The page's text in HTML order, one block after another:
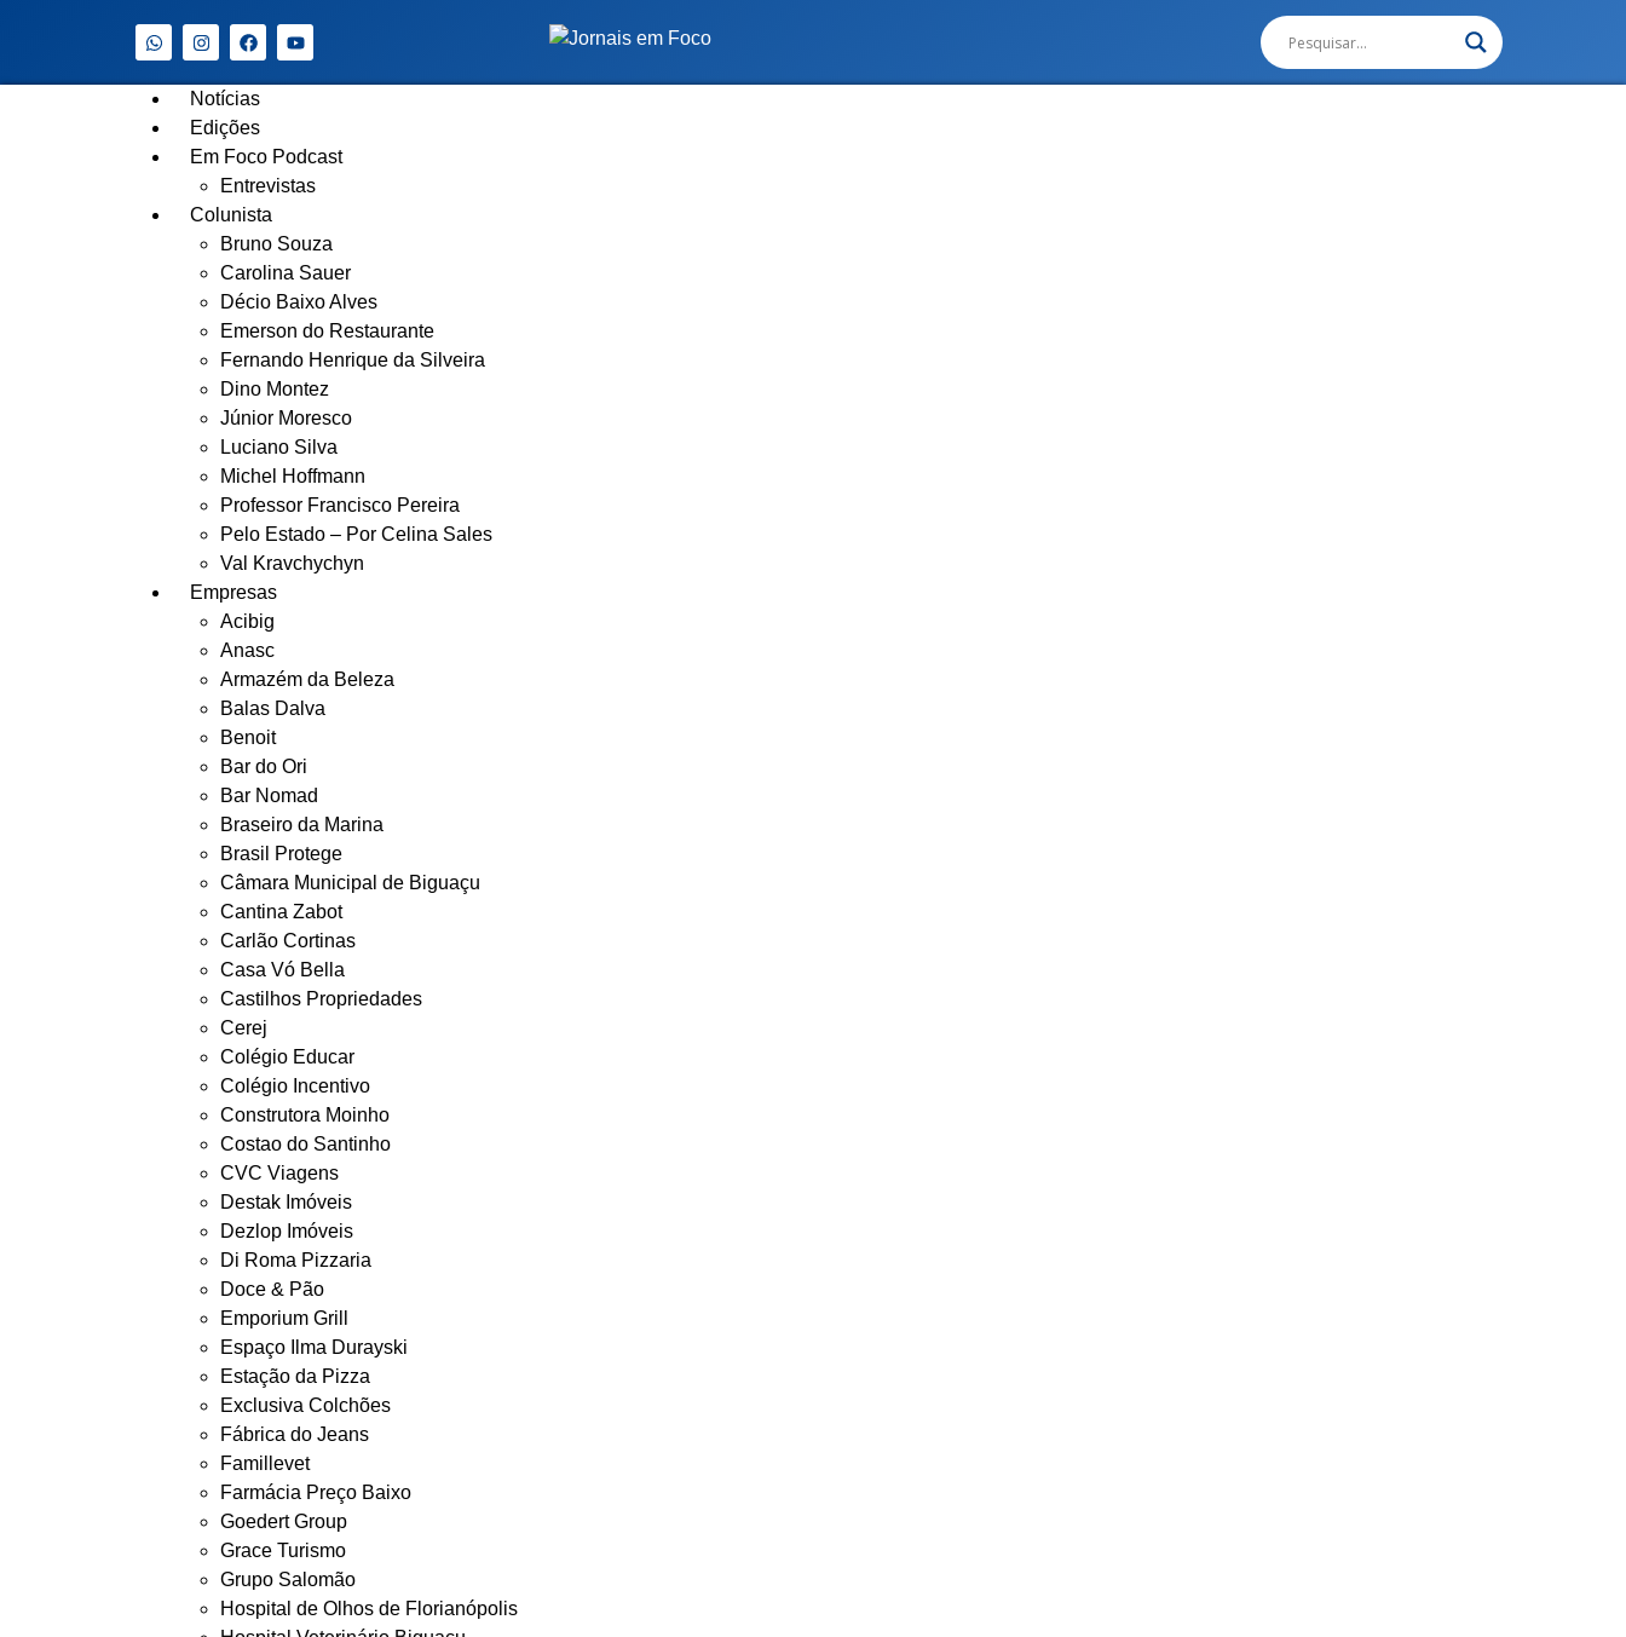
Notícias
Edições
Em Foco Podcast
Entrevistas
Colunista
Bruno Souza
Carolina Sauer
Décio Baixo Alves
Emerson do Restaurante
Fernando Henrique da Silveira
Dino Montez
Júnior Moresco
Luciano Silva
Michel Hoffmann
Professor Francisco Pereira
Pelo Estado – Por Celina Sales
Val Kravchychyn
Empresas
Acibig
Anasc
Armazém da Beleza
Balas Dalva
Benoit
Bar do Ori
Bar Nomad
Braseiro da Marina
Brasil Protege
Câmara Municipal de Biguaçu
Cantina Zabot
Carlão Cortinas
Casa Vó Bella
Castilhos Propriedades
Cerej
Colégio Educar
Colégio Incentivo
Construtora Moinho
Costao do Santinho
CVC Viagens
Destak Imóveis
Dezlop Imóveis
Di Roma Pizzaria
Doce & Pão
Emporium Grill
Espaço Ilma Durayski
Estação da Pizza
Exclusiva Colchões
Fábrica do Jeans
Famillevet
Farmácia Preço Baixo
Goedert Group
Grace Turismo
Grupo Salomão
Hospital de Olhos de Florianópolis